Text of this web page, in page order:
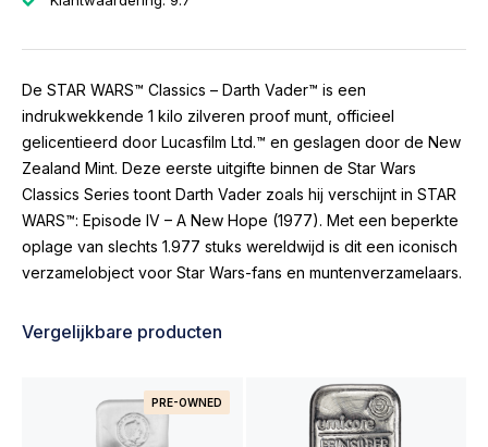
De STAR WARS™ Classics – Darth Vader™ is een
indrukwekkende 1 kilo zilveren proof munt, officieel
gelicentieerd door Lucasfilm Ltd.™ en geslagen door de New
Zealand Mint. Deze eerste uitgifte binnen de Star Wars
Classics Series toont Darth Vader zoals hij verschijnt in STAR
WARS™: Episode IV – A New Hope (1977). Met een beperkte
oplage van slechts 1.977 stuks wereldwijd is dit een iconisch
verzamelobject voor Star Wars-fans en muntenverzamelaars.
Vergelijkbare producten
PRE-OWNED